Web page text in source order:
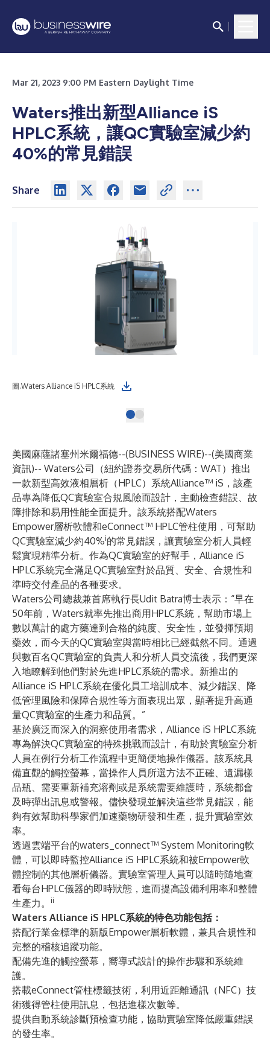
Mar 21, 2023 9:00 PM Eastern Daylight Time
Waters推出新型Alliance iS
HPLC系統，讓QC實驗室減少約
40%的常見錯誤
Share
圖.Waters Alliance iS HPLC系統
美國麻薩諸塞州米爾福德--(BUSINESS WIRE)--(美國商業
資訊)-- Waters公司（紐約證券交易所代碼：WAT）推出
一款新型高效液相層析（HPLC）系統Alliance™ iS ，該產
品專為降低QC實驗室合規風險而設計，主動檢查錯誤、故
障排除和易用性能全面提升。該系統搭配Waters
Empower層析軟體和eConnect™ HPLC管柱使用，可幫助
QC實驗室減少約40%i的常見錯誤，讓實驗室分析人員輕
鬆實現精準分析。作為QC實驗室的好幫手，Alliance iS
HPLC系統完全滿足QC實驗室對於品質、安全、合規性和
準時交付產品的各種要求。
Waters公司總裁兼首席執行長Udit Batra博士表示：“早在
50年前，Waters就率先推出商用HPLC系統，幫助市場上
數以萬計的處方藥達到合格的純度、安全性，並發揮預期
藥效，而今天的QC實驗室與當時相比已經截然不同。通過
與數百名QC實驗室的負責人和分析人員交流後，我們更深
入地瞭解到他們對於先進HPLC系統的需求。新推出的
Alliance iS HPLC系統在優化員工培訓成本、減少錯誤、降
低管理風險和保障合規性等方面表現出眾，顯著提升高通
量QC實驗室的生產力和品質。”
基於廣泛而深入的洞察使用者需求，Alliance iS HPLC系統
專為解決QC實驗室的特殊挑戰而設計，有助於實驗室分析
人員在例行分析工作流程中更簡便地操作儀器。該系統具
備直觀的觸控螢幕，當操作人員所選方法不正確、遺漏樣
品瓶、需要重新補充溶劑或是系統需要維護時，系統都會
及時彈出訊息或警報。儘快發現並解決這些常見錯誤，能
夠有效幫助科學家們加速藥物研發和生產，提升實驗室效
率。
透過雲端平台的waters_connect™ System Monitoring軟
體，可以即時監控Alliance iS HPLC系統和被Empower軟
體控制的其他層析儀器。實驗室管理人員可以隨時隨地查
看每台HPLC儀器的即時狀態，進而提高設備利用率和整體
生產力。
ii
Waters Alliance iS HPLC系統的特色功能包括：
搭配行業金標準的新版Empower層析軟體，兼具合規性和
完整的稽核追蹤功能。
配備先進的觸控螢幕，嚮導式設計的操作步驟和系統維
護。
搭載eConnect管柱標籤技術，利用近距離通訊（NFC）技
術獲得管柱使用訊息，包括進樣次數等。
提供自動系統診斷預檢查功能，協助實驗室降低嚴重錯誤
的發生率。